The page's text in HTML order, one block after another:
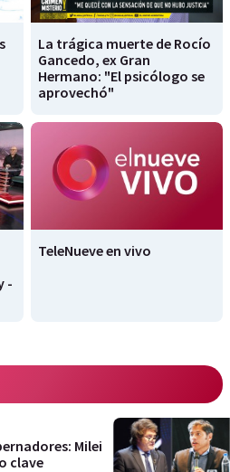
La trágica muerte de Rocío
Gancedo, ex Gran
Hermano: "El psicólogo se
aprovechó"
-
TeleNueve en vivo
Milei
clave